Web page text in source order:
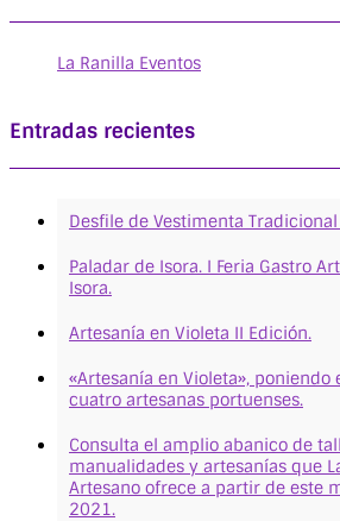
La Ranilla Eventos
Entradas recientes
Desfile de Vestimenta
Paladar de Isora. I Feria Gastro
Isora.
Artesanía en Violeta II Edición.
«Artesanía en Violeta»,
cuatro artesanas portuenses.
Consulta el amplio abanico de
manualidades y artesanías que
Artesano ofrece a partir de este
2021.